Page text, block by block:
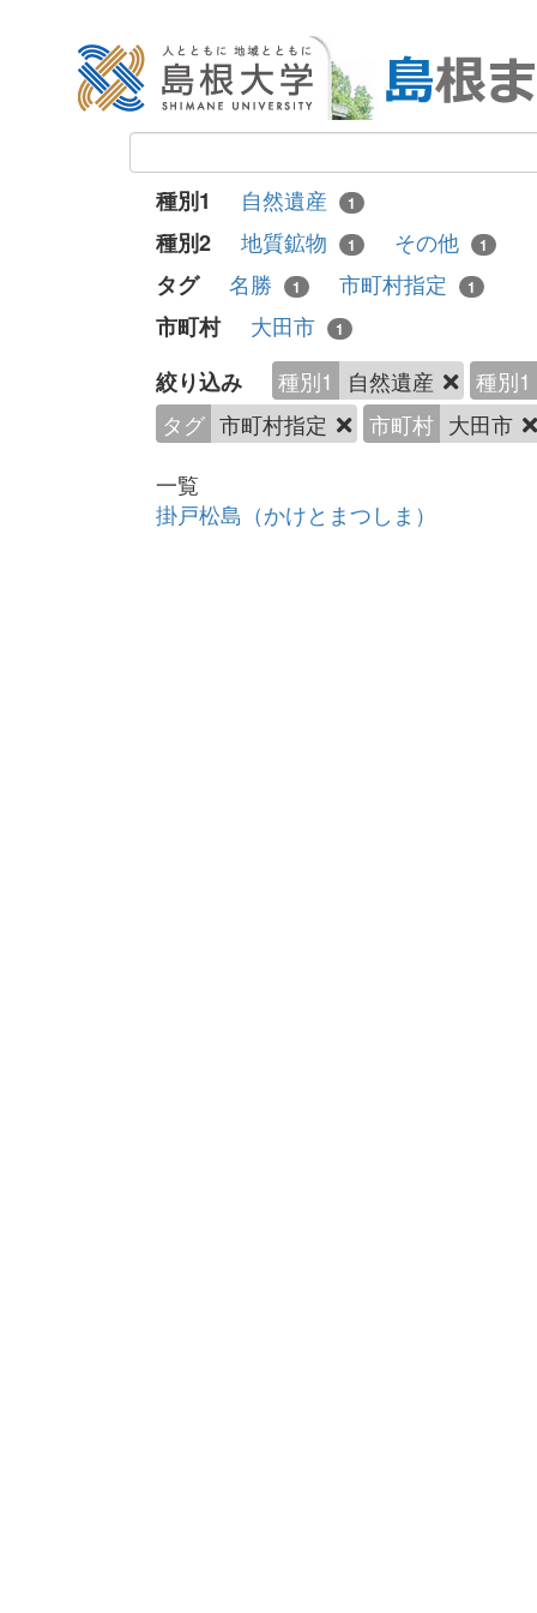
種別1 自然遺産 1
種別2 地質鉱物 1 その他 1
タグ 名勝 1 市町村指定 1
市町村 大田市 1
絞り込み 種別1 自然遺産
種別1
タグ 市町村指定 市町村 大田市
一覧
掛戸松島（かけとまつしま）